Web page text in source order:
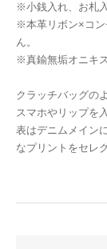
※小銭入れ、お札
※本革リボン×コン
ん。
※真鍮無垢オニキ
クラッチバッグの
スマホやリップを
表はデニムメイン
なプリントをセレク